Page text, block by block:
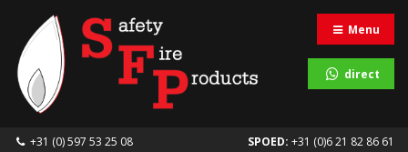
Menu
direct
+31 (0) 597 53 25 08 SPOED: +31 (0)6 21 82 86 61